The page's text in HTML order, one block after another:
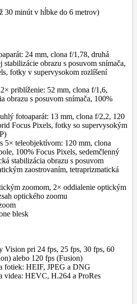
30 minút v hĺbke do 6 metrov)
24 mm, clona f/1,78, druhá
stabilizácie obrazu s posuvom snímača,
fotky v supervysokom rozlíšení
priblíženie: 52 mm, clona f/1,6,
obrazu s posuvom snímača, 100%
fotoaparát: 13 mm, clona f/2,2, 120
Focus Pixels, fotky so supervysokým
5× teleobjektívom: 120 mm, clona
100% Focus Pixels, sedemčlenný
stabilizácia obrazu s posuvom
zaostrovaním, tetraprizmatická
zoomom, 2× oddialenie optickým
optického zoomu
blesk
Vision pri 24 fps, 25 fps, 30 fps, 60
alebo 120 fps (Fusion)
fotiek: HEIF, JPEG a DNG
videa: HEVC, H.264 a ProRes